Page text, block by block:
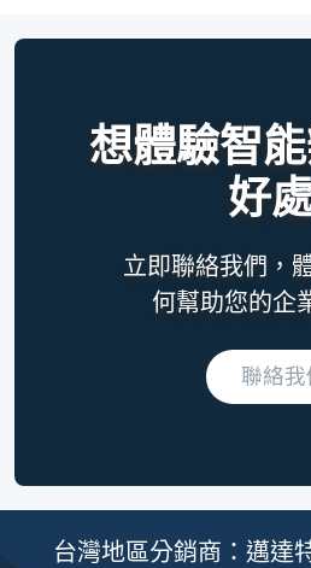
想體驗智
好
立即聯絡我們，
何幫助您的企
聯絡我
台灣地區分銷商：邁達